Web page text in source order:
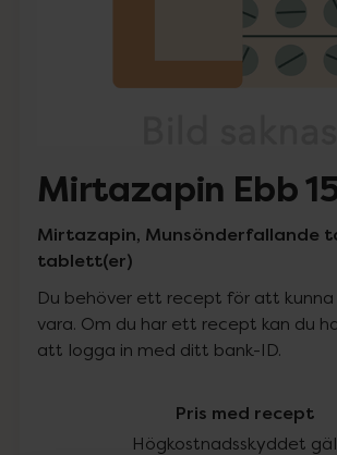
Mirtazapin Ebb
Mirtazapin, Munsönderfallande
tablett(er)
Du behöver ett recept för att kunna
vara. Om du har ett recept kan du
att logga in med ditt bank-ID.
Pris med recept
Högkostnadsskyddet